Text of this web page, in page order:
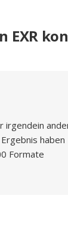
EXR
irgendein
haben
Formate